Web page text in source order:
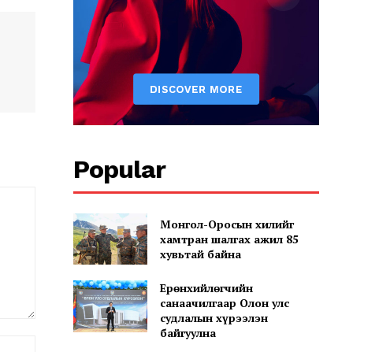
Popular
Монгол-Оросын хилийг
хамтран шалгах ажил 85
хувьтай байна
Ерөнхийлөгчийн
санаачилгаар Олон улс
судлалын хүрээлэн
байгуулна